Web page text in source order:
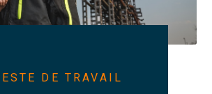
DE TRAVAIL